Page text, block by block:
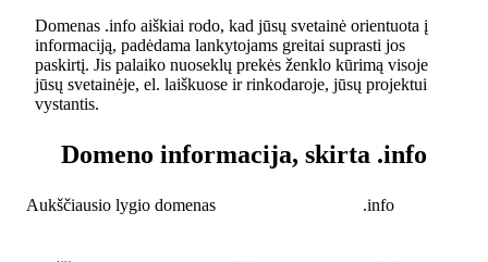
Domenas .info aiškiai rodo, kad jūsų svetainė orientuota į
informaciją, padėdama lankytojams greitai suprasti jos
paskirtį. Jis palaiko nuoseklų prekės ženklo kūrimą visoje
jūsų svetainėje, el. laiškuose ir rinkodaroje, jūsų projektui
vystantis.
Domeno informacija, skirta .info
Aukščiausio lygio domenas .info